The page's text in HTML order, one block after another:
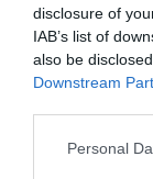
disclosure of
IAB’s list of
also be
Downstream
Personal